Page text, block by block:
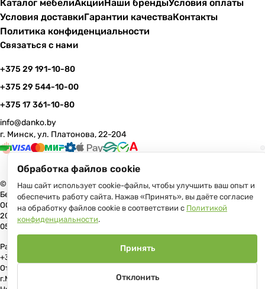
Каталог мебелиАкцииНаши брендыУсловия оплаты
Условия доставкиГарантии качестваКонтакты
Политика конфиденциальности
Связаться с нами
+375 29 191-10-80
+375 29 544-10-00
+375 17 361-10-80
info@danko.by
г. Минск, ул. Платонова, 22-204
© 2026 Данко Бай: качественная мебель с оперативной доставкой по
Беларуси
ООО «Гранд Парк», юр.адрес: 220005, Минск, ул. Платонова, 22, пом.
204 В торговом реестре с 17 июля 2013 г. Регистрация №191081534,
05.11.2008, Мингорисполком.
Рассмотрение обращений потребителей, телефон +375 (17) 361-10-80,
+375 (29) 191-10-80, +375 (29) 544-10-00, e-mail: info@danko.by
Отдел торговли и услуг Администрации Первомайского района
г.Минска: тел. +375(17)215-14-65, Начальник отдела: Жакович Юлия
Обработка файлов cookie
Наш сайт использует cookie-файлы, чтобы улучшить ваш опыт и
обеспечить работу сайта. Нажав «Принять», вы даёте согласие
на обработку файлов cookie в соответствии с Политикой
конфиденциальности.
Отклонить
Принять